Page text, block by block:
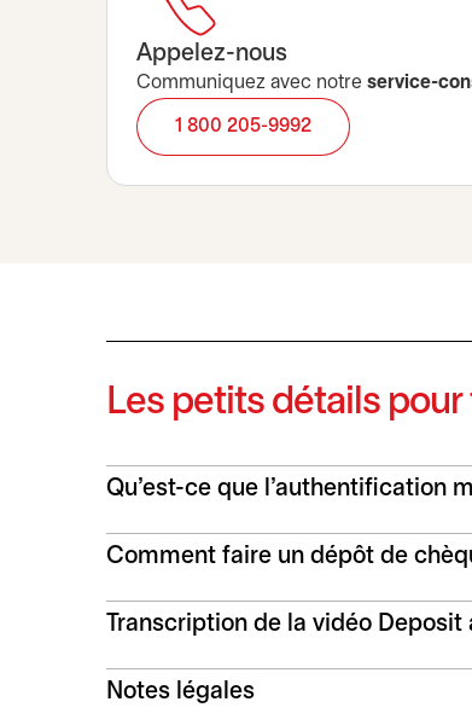
Appelez-nous
Communiquez avec notre service-
1 800 205-9992
Les petits détails
Qu'est-ce que l'authentification
Comment faire un dépôt de
Transcription de la vidéo Deposit
Notes légales